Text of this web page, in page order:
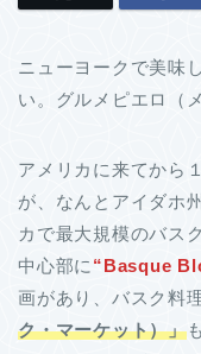
ニューヨークで美味
い。グルメピエロ（
アメリカに来てから
が、なんとアイダホ
カで最大規模のバス
中心部に “Basque
画があり、バスク料
ク・マーケット）」